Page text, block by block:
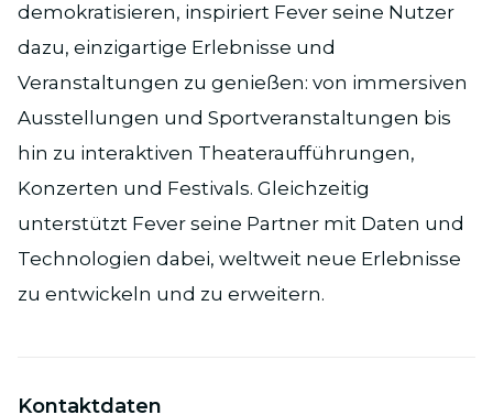
demokratisieren, inspiriert Fever seine Nutzer
dazu, einzigartige Erlebnisse und
Veranstaltungen zu genießen: von immersiven
Ausstellungen und Sportveranstaltungen bis
hin zu interaktiven Theateraufführungen,
Konzerten und Festivals. Gleichzeitig
unterstützt Fever seine Partner mit Daten und
Technologien dabei, weltweit neue Erlebnisse
zu entwickeln und zu erweitern.
Kontaktdaten